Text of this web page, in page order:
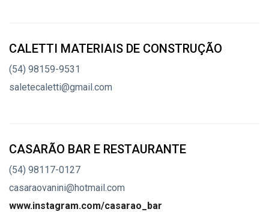
CALETTI MATERIAIS DE CONSTRUÇÃO
(54) 98159-9531
saletecaletti@gmail.com
CASARÃO BAR E RESTAURANTE
(54) 98117-0127
casaraovanini@hotmail.com
www.instagram.com/casarao_bar